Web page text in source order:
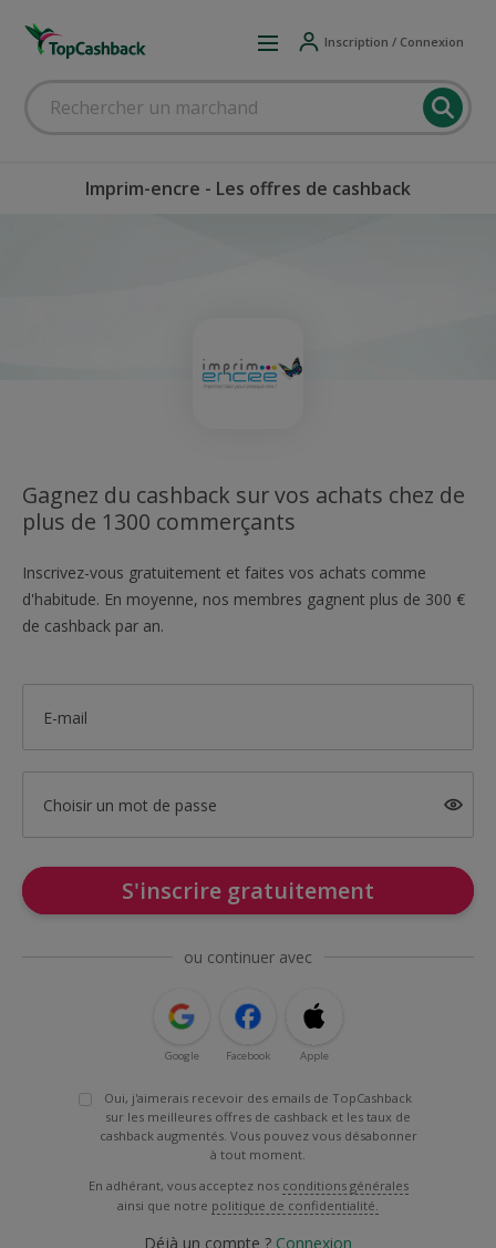
Inscription / Connexion
Imprim-encre - Les offres de cashback
Gagnez du cashback sur vos achats chez de
plus de 1300 commerçants
Inscrivez-vous gratuitement et faites vos achats comme
d'habitude. En moyenne, nos membres gagnent plus de 300 €
de cashback par an.
E-mail
Choisir un mot de passe
S'inscrire gratuitement
ou continuer avec
Google Facebook Apple
Oui, j'aimerais recevoir des emails de TopCashback
sur les meilleures offres de cashback et les taux de
cashback augmentés. Vous pouvez vous désabonner
à tout moment.
En adhérant, vous acceptez nos conditions générales
ainsi que notre politique de confidentialité.
Déjà un compte ? Connexion